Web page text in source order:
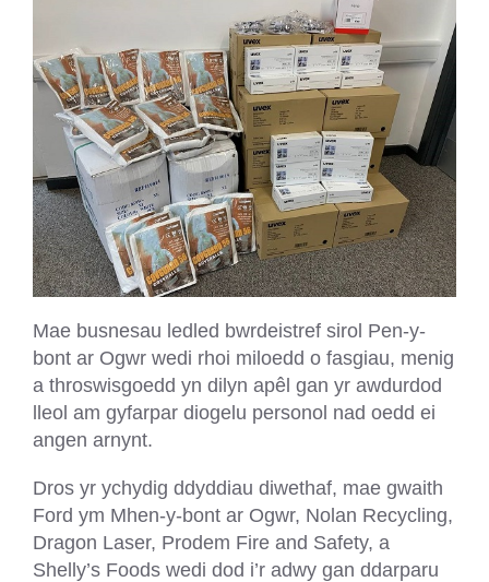
Mae busnesau ledled bwrdeistref sirol Pen-y-
bont ar Ogwr wedi rhoi miloedd o fasgiau, menig
a throswisgoedd yn dilyn apêl gan yr awdurdod
lleol am gyfarpar diogelu personol nad oedd ei
angen arnynt.
Dros yr ychydig ddyddiau diwethaf, mae gwaith
Ford ym Mhen-y-bont ar Ogwr, Nolan Recycling,
Dragon Laser, Prodem Fire and Safety, a
Shelly’s Foods wedi dod i’r adwy gan ddarparu